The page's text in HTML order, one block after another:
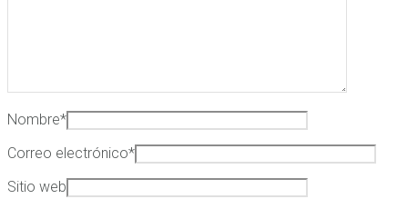
Nombre*
Correo electrónico*
Sitio web